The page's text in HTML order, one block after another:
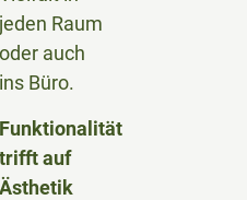
jeden Raum
oder auch
ins Büro.
Funktionalität
trifft auf
Ästhetik